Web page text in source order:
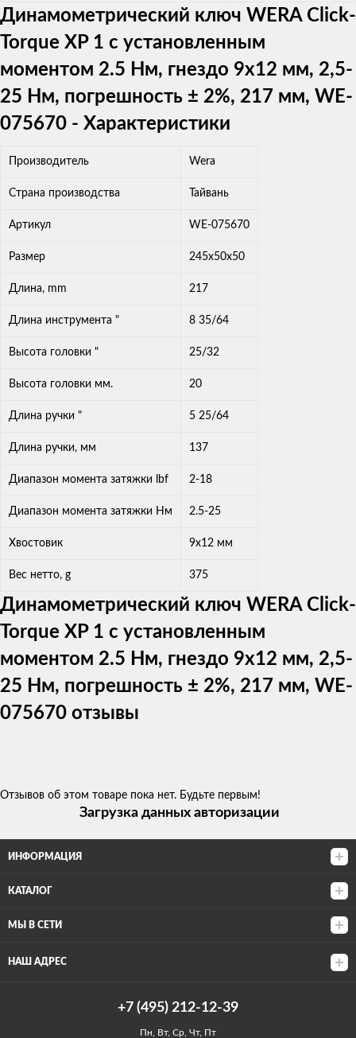
Динамометрический ключ WERA Click-
Torque XP 1 с установленным
моментом 2.5 Нм, гнездо 9x12 мм, 2,5-
25 Нм, погрешность ± 2%, 217 мм, WE-
075670 - Характеристики
Производитель Wera
Страна производства Тайвань
Артикул WE-075670
Размер 245x50x50
Длина, mm 217
Длина инструмента " 8 35/64
Высота головки " 25/32
Высота головки мм. 20
Длина ручки " 5 25/64
Длина ручки, мм 137
Диапазон момента затяжки lbf 2-18
Диапазон момента затяжки Нм 2.5-25
Хвостовик 9x12 мм
Вес нетто, g 375
Динамометрический ключ WERA Click-
Torque XP 1 с установленным
моментом 2.5 Нм, гнездо 9x12 мм, 2,5-
25 Нм, погрешность ± 2%, 217 мм, WE-
075670 отзывы
Отзывов об этом товаре пока нет. Будьте первым!
Загрузка данных авторизации
ИНФОРМАЦИЯ
КАТАЛОГ
МЫ В СЕТИ
НАШ АДРЕС
+7 (495) 212-12-39
Пн, Вт, Ср, Чт, Пт